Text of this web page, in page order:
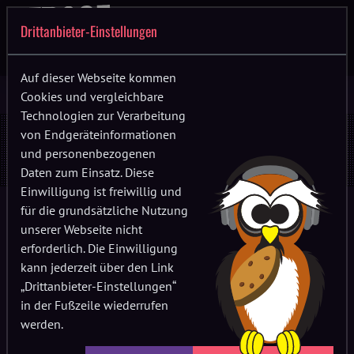
Teilnahmebedingungen und
Datenschutzbestimmungen
1. Vertragsbeziehungen
Die Teilnahme amSTEMA RETRO
Gewinnspiel und dessen
Durchführung richtet sich ausschließlich nachfolgenden
Bestimmungen:
§ 1 Gewinnspiel
Die Teilnahme am Gewinnspiel ist kostenlos. Es wird
Drittanbieter-Einstellungen
Auf dieser Webseite kommen
Cookies und vergleichbare
Technologien zur Verarbeitung
von Endgeräteinformationen
und personenbezogenen
Daten zum Einsatz. Diese
Einwilligung ist freiwillig und
für die grundsätzliche Nutzung
unserer Webseite nicht
erforderlich. Die Einwilligung
kann jederzeit über den Link
„Drittanbieter-Einstellungen“
in der Fußzeile wiederrufen
werden.